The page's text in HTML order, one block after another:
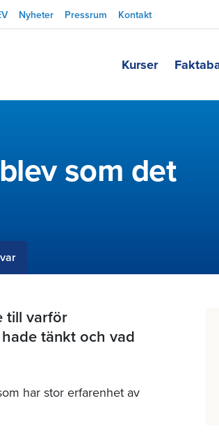
Nyheter Pressrum Kontakt
Kurser
som det
till varför
tänkt och vad
har stor erfarenhet av